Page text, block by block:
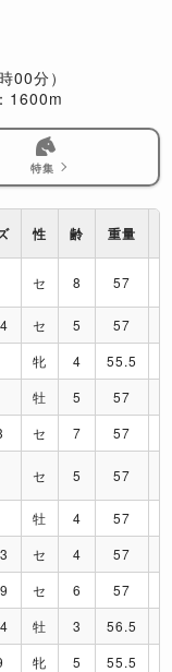
00分）
1600m
特集
性 齢 重量
セ 8 57
セ 5 57
牝 4 55.5
牡 5 57
セ 7 57
セ 5 57
牡 4 57
セ 4 57
セ 6 57
牡 3 56.5
牝 5 55.5